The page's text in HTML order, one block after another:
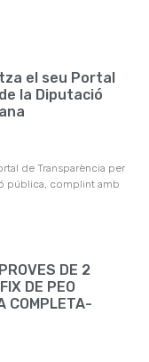
el seu Portal
la Diputació
de Transparència per
pública, complint amb
DE 2
DE PEO
COMPLETA-